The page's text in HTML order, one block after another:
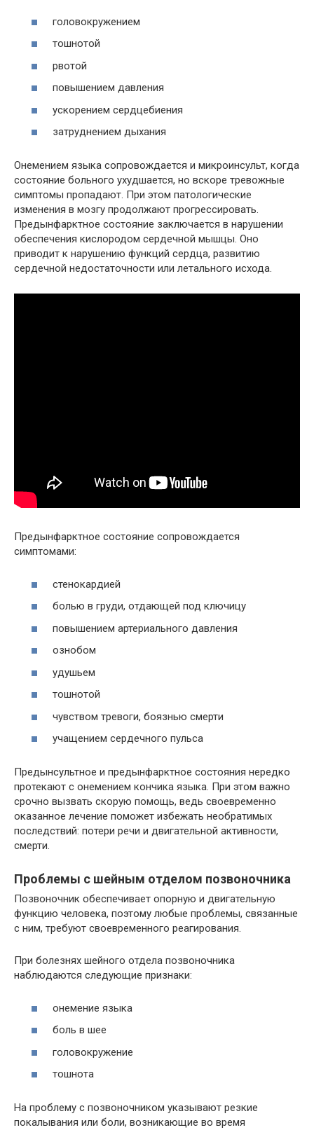
головокружением
тошнотой
рвотой
повышением давления
ускорением сердцебиения
затруднением дыхания
Онемением языка сопровождается и микроинсульт, когда
состояние больного ухудшается, но вскоре тревожные
симптомы пропадают. При этом патологические
изменения в мозгу продолжают прогрессировать.
Предынфарктное состояние заключается в нарушении
обеспечения кислородом сердечной мышцы. Оно
приводит к нарушению функций сердца, развитию
сердечной недостаточности или летального исхода.
Предынфарктное состояние сопровождается
симптомами:
стенокардией
болью в груди, отдающей под ключицу
повышением артериального давления
ознобом
удушьем
тошнотой
чувством тревоги, боязнью смерти
учащением сердечного пульса
Предынсультное и предынфарктное состояния нередко
протекают с онемением кончика языка. При этом важно
срочно вызвать скорую помощь, ведь своевременно
оказанное лечение поможет избежать необратимых
последствий: потери речи и двигательной активности,
смерти.
Проблемы с шейным отделом позвоночника
Позвоночник обеспечивает опорную и двигательную
функцию человека, поэтому любые проблемы, связанные
с ним, требуют своевременного реагирования.
При болезнях шейного отдела позвоночника
наблюдаются следующие признаки:
онемение языка
боль в шее
головокружение
тошнота
На проблему с позвоночником указывают резкие
покалывания или боли, возникающие во время